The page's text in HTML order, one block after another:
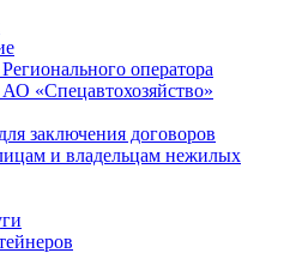
оператора
«Спецавтохозяйство»
заключения договоров
и владельцам нежилых